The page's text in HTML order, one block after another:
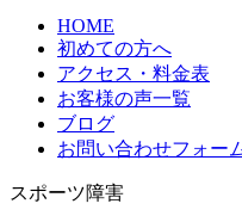
HOME
初めての方へ
アクセス・料金表
お客様の声一覧
ブログ
お問い合わせフォー
スポーツ障害